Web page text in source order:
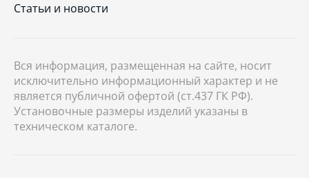
Статьи и новости
Вся информация, размещенная на сайте, носит
исключительно информационный характер и не
является публичной офертой (ст.437 ГК РФ).
Установочные размеры изделий указаны в
техническом каталоге.